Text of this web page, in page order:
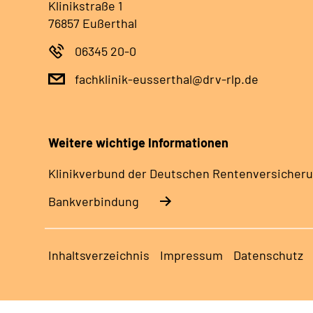
Klinikstraße 1
76857 Eußerthal
06345 20-0
fachklinik-eusserthal@drv-rlp.de
Weitere wichtige Informationen
Klinikverbund der Deutschen
Bankverbindung
Inhaltsverzeichnis Impressum Datenschutz